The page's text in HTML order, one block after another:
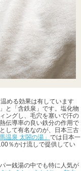
める効果は有しています
と「含鉄泉」です。塩化物
ングし、毛穴を塞いで汗の
伝導率の良い鉄分の作用で
して有名なのが、日本三古
馬温泉 太閤の湯」 では日本一
％かけ流しで提供してい
ー銭湯の中でも特に人気が